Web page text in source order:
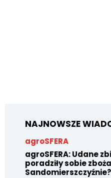
NAJNOWSZE
agroSFERA
agroSFERA: Udane
poradziły sobie
Sandomierszczyźnie?